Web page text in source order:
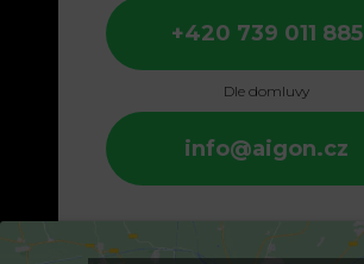
+420 739 011 885
Dle domluvy
info@aigon.cz